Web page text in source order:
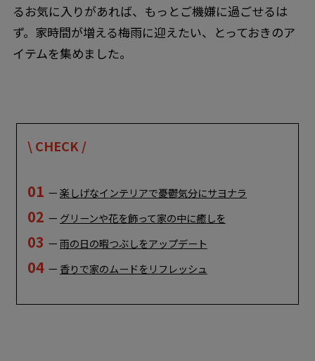
るお気に入りがあれば、もっとご機嫌に過ごせるは
ず。家時間が増える梅雨に迎えたい、とっておきのア
イテムを集めました。
\ CHECK /
01 ー 楽しげなインテリアで憂鬱気分にサヨナラ
02 ー グリーンや花を飾って家の中に癒しを
03 ー 雨の日の暇つぶしをアップデート
04 ー 香りで家のムードをリフレッシュ